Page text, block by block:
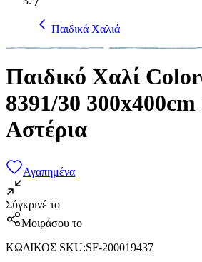
Παιδικά Χαλιά
Παιδικό Χαλί
8391/30
Αστέρια
Αγαπημένα
Σύγκρινέ το
Μοιράσου το
ΚΩΔΙΚΟΣ SKU:SF-200019437